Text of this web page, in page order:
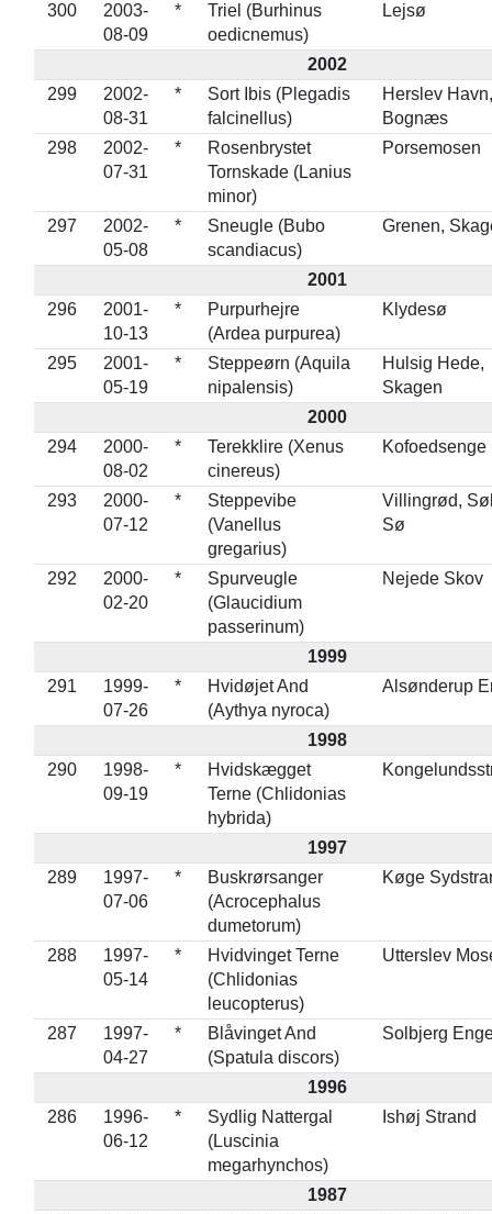
300
2003-
08-09
*
Triel (Burhinus
oedicnemus)
Lejsø
2002
299
2002-
08-31
*
Sort Ibis (Plegadis
falcinellus)
Herslev Havn,
Bognæs
298
2002-
07-31
*
Rosenbrystet
Tornskade (Lanius
minor)
Porsemosen
297
2002-
05-08
*
Sneugle (Bubo
scandiacus)
Grenen,
2001
296
2001-
10-13
*
Purpurhejre
(Ardea purpurea)
Klydesø
295
2001-
05-19
*
Steppeørn (Aquila
nipalensis)
Hulsig Hede,
Skagen
2000
294
2000-
08-02
*
Terekklire (Xenus
cinereus)
Kofoedsenge
293
2000-
07-12
*
Steppevibe
(Vanellus
gregarius)
Villingrød,
Sø
292
2000-
02-20
*
Spurveugle
(Glaucidium
passerinum)
Nejede Skov
1999
291
1999-
07-26
*
Hvidøjet And
(Aythya nyroca)
Alsønderup
1998
290
1998-
09-19
*
Hvidskægget
Terne (Chlidonias
hybrida)
1997
289
1997-
07-06
*
Buskrørsanger
(Acrocephalus
dumetorum)
Køge
288
1997-
05-14
*
Hvidvinget Terne
(Chlidonias
leucopterus)
Utterslev
287
1997-
04-27
*
Blåvinget And
(Spatula discors)
Solbjerg
1996
286
1996-
06-12
*
Sydlig Nattergal
(Luscinia
megarhynchos)
Ishøj Strand
1987